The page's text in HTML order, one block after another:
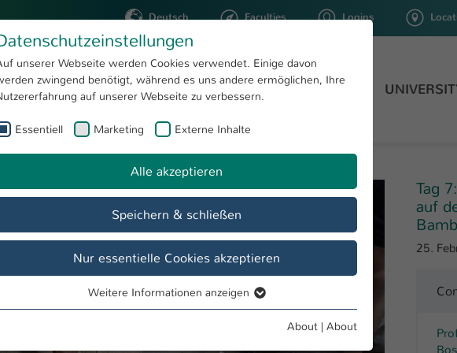
Deutsch Faculties Logins
STUDYING RESEARCH
Tag 7: Studierende bauen auf den Philippinen Bambus-Gemeindehaus
Tag
auf
25.
unserer Webseite werden Cookies verwendet. Einige davon
zwingend benötigt, während es uns andere ermöglichen, Ihre
auf unserer Webseite zu verbessern.
Essentiell Marketing Externe Inhalte
Alle akzeptieren
Speichern & schließen
Nur essentielle Cookies akzeptieren
Essentielle Cookies werden für grundlegende Funktionen der
Weitere Informationen anzeigen
About | About